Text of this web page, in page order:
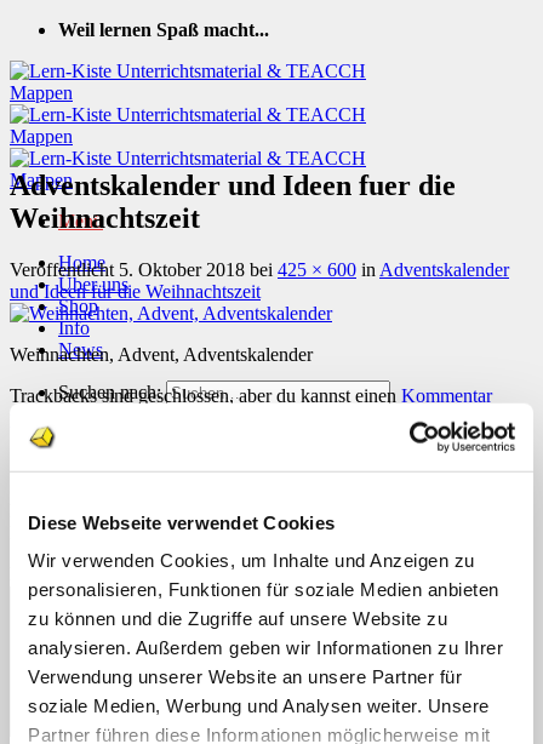
Diese Webseite verwendet Cookies
Wir verwenden Cookies, um Inhalte und Anzeigen zu
personalisieren, Funktionen für soziale Medien anbieten
zu können und die Zugriffe auf unsere Website zu
analysieren. Außerdem geben wir Informationen zu Ihrer
Verwendung unserer Website an unsere Partner für
soziale Medien, Werbung und Analysen weiter. Unsere
Partner führen diese Informationen möglicherweise mit
Weil lernen Spaß macht...
Menü
Home
Über uns
Shop
Info
News
Suchen nach:
Adventskalender und Ideen fuer die
Weihnachtszeit
Veröffentlicht 5. Oktober 2018 bei 425 × 600 in Adventskalender
und Ideen für die Weihnachtszeit
Weihnachten, Advent, Adventskalender
Trackbacks sind geschlossen, aber du kannst einen Kommentar
Felder sind mit*markiert
Kommentar *